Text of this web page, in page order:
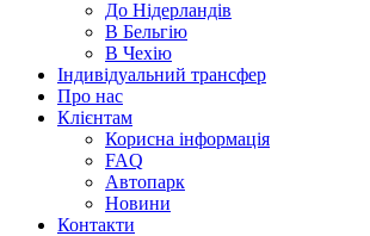
До Нідерландів
В Бельгію
В Чехiю
Індивідуальний трансфер
Про нас
Клієнтам
Корисна інформація
FAQ
Автопарк
Новини
Контакти